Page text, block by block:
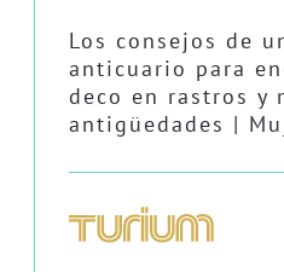
Los consejos de
anticuario para
deco en rastros y
antigüedades |